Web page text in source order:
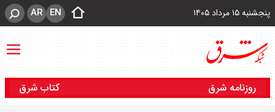
پنجشنبه ۱۵ مرداد ۱۴۰۵ EN
AR
روزنامه شرق کتاب شرق